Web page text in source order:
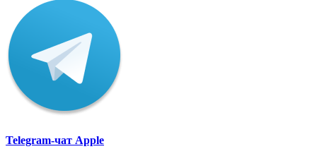
Telegram-чат Apple